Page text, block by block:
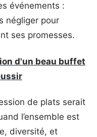
événements :
négliger pour
ses promesses.
d'un beau buffet
de plats serait
l’ensemble est
diversité, et